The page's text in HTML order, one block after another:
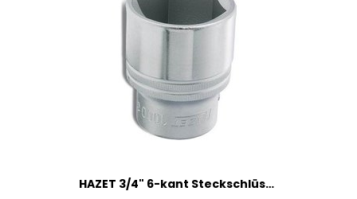
HAZET 3/4" 6-kant Steckschlüsseleinsatz Größe: 36,0 mm